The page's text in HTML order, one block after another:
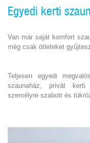
Egyedi kerti
Van már saját komfort
még csak ötleteket
Teljesen egyedi
szaunaház, privát kerti
személyre szabott és